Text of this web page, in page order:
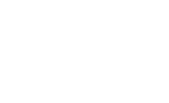
d’enfant désormais
Expérimenter